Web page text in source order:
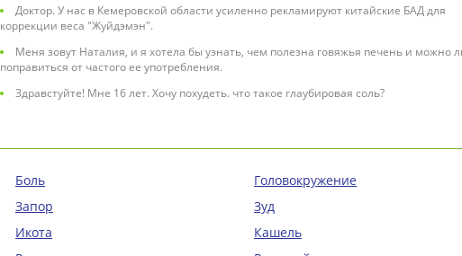
Доктор. У нас в Кемеровской области усиленно рекламируют китайские БАД для
коррекции веса "Жуйдэмэн".
Меня зовут Наталия, и я хотела бы узнать, чем полезна говяжья печень и можно
поправиться от частого ее употребления.
Здравстуйте! Мне 16 лет. Хочу похудеть. что такое глаубировая соль?
Боль
Головокружение
Запор
Зуд
Икота
Кашель